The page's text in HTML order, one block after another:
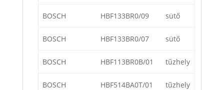
BOSCH HBF133BR0/09 sütő
BOSCH HBF133BR0/07 sütő
BOSCH HBF113BR0B/01 tűzhely
BOSCH HBF514BA0T/01 tűzhely